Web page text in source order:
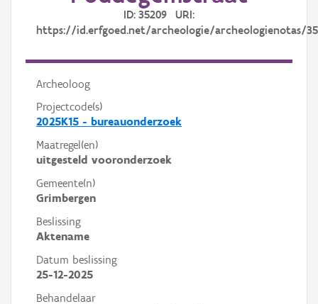
ID: 35209 URI:
https://id.erfgoed.net/archeologie/archeologienotas/
Archeoloog
Projectcode(s)
2025K15 - bureauonderzoek
Maatregel(en)
uitgesteld vooronderzoek
Gemeente(n)
Grimbergen
Beslissing
Aktename
Datum beslissing
25-12-2025
Behandelaar